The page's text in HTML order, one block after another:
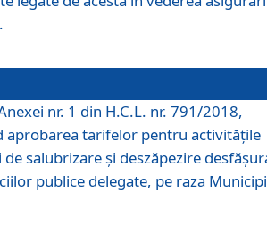
nr. 1 din H.C.L. nr. 791/2018,
aprobarea tarifelor pentru activitățile
salubrizare și deszăpezire
publice delegate, pe raza